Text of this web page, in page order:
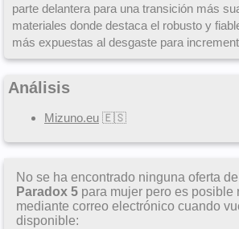
parte delantera para una transición más
materiales donde destaca el robusto y
más expuestas al desgaste para
Análisis
Mizuno.eu 🇪🇸
No se ha encontrado ninguna oferta
Paradox 5 para mujer pero es posible
mediante correo electrónico cuando
disponible: